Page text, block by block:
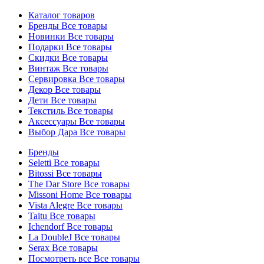
Каталог товаров
Бренды Все товары
Новинки Все товары
Подарки Все товары
Скидки Все товары
Винтаж Все товары
Сервировка Все товары
Декор Все товары
Дети Все товары
Текстиль Все товары
Аксессуары Все товары
Выбор Дара Все товары
Бренды
Seletti Все товары
Bitossi Все товары
The Dar Store Все товары
Missoni Home Все товары
Vista Alegre Все товары
Taitu Все товары
IchendorfВсе товары
La DoubleJ Все товары
Serax Все товары
Посмотреть все Все товары